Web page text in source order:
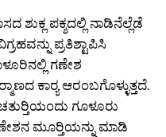
ಶುಕ್ಲ ಪಕ್ಶದಲ್ಲಿ ನಾಡಿನೆಲ್ಲೆಡೆ
ಪ್ರತಿಶ್ಟಾಪಿಸಿ
ಗಣೇಶ
ಕಾರ‍್ಯ ಆರಂಬಗೊಳ್ಳುತ್ತದೆ.
ಗೂಳೂರು
ಮೂರ‍್ತಿಯನ್ನು ಮಾಡಿ